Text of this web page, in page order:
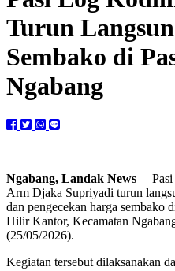
Turun
Sembako di
Ngabang
Ngabang, Landak News –
Arm Djaka Supriyadi turun
dan pengecekan harga sembako
Hilir Kantor, Kecamatan
(25/05/2026).
Kegiatan tersebut dilaksanakan